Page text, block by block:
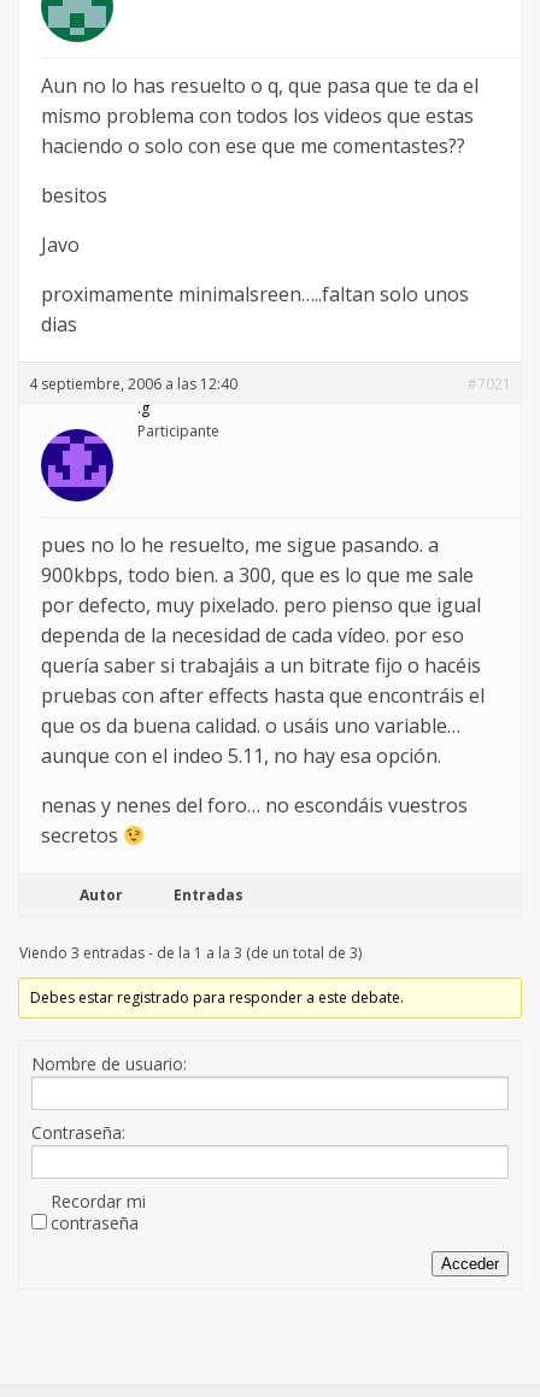
Aun no lo has resuelto o q, que pasa que te da el
mismo problema con todos los videos que estas
haciendo o solo con ese que me comentastes??
besitos
Javo
proximamente minimalsreen…..faltan solo unos
dias
4 septiembre, 2006 a las 12:40
#7021
.g
Participante
pues no lo he resuelto, me sigue pasando. a
900kbps, todo bien. a 300, que es lo que me sale
por defecto, muy pixelado. pero pienso que igual
dependa de la necesidad de cada vídeo. por eso
quería saber si trabajáis a un bitrate fijo o hacéis
pruebas con after effects hasta que encontráis el
que os da buena calidad. o usáis uno variable…
aunque con el indeo 5.11, no hay esa opción.
nenas y nenes del foro… no escondáis vuestros
secretos
Autor Entradas
Viendo 3 entradas - de la 1 a la 3 (de un total de 3)
Debes estar registrado para responder a este debate.
Nombre de usuario:
Contraseña:
Recordar mi
contraseña
Acceder